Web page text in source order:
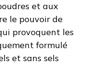
et aux
le pouvoir de
provoquent les
formulé
et sans sels